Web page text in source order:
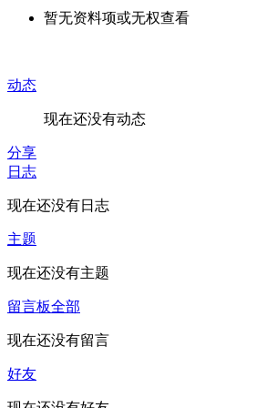
暂无资料项或无权查看
动态
现在还没有动态
分享
日志
现在还没有日志
主题
现在还没有主题
留言板全部
现在还没有留言
好友